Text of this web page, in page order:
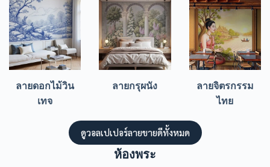
ลายดอกไม้วิน
เทจ
ลายกรุผนัง
ลายจิตรกรรม
ไทย
ดูวอลเปเปอร์ลายขายดีทั้งหมด
ห้องพระ